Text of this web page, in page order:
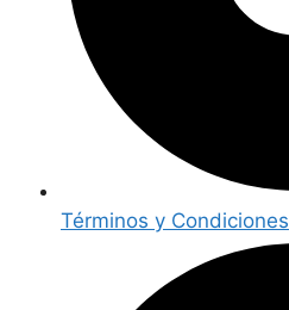
Términos y Condiciones